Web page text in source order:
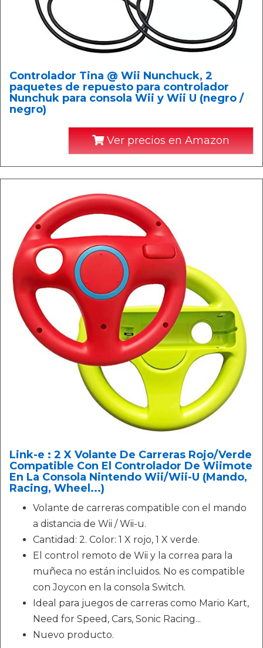
Controlador Tina @ Wii Nunchuck, 2
paquetes de repuesto para controlador
Nunchuk para consola Wii y Wii U (negro /
negro)
Ver precios en Amazon
Link-e : 2 X Volante De Carreras Rojo/Verde
Compatible Con El Controlador De Wiimote
En La Consola Nintendo Wii/Wii-U (Mando,
Racing, Wheel...)
Volante de carreras compatible con el mando
a distancia de Wii / Wii-u.
Cantidad: 2. Color: 1 X rojo, 1 X verde.
El control remoto de Wii y la correa para la
muñeca no están incluidos. No es compatible
con Joycon en la consola Switch.
Ideal para juegos de carreras como Mario Kart,
Need for Speed, Cars, Sonic Racing...
Nuevo producto.